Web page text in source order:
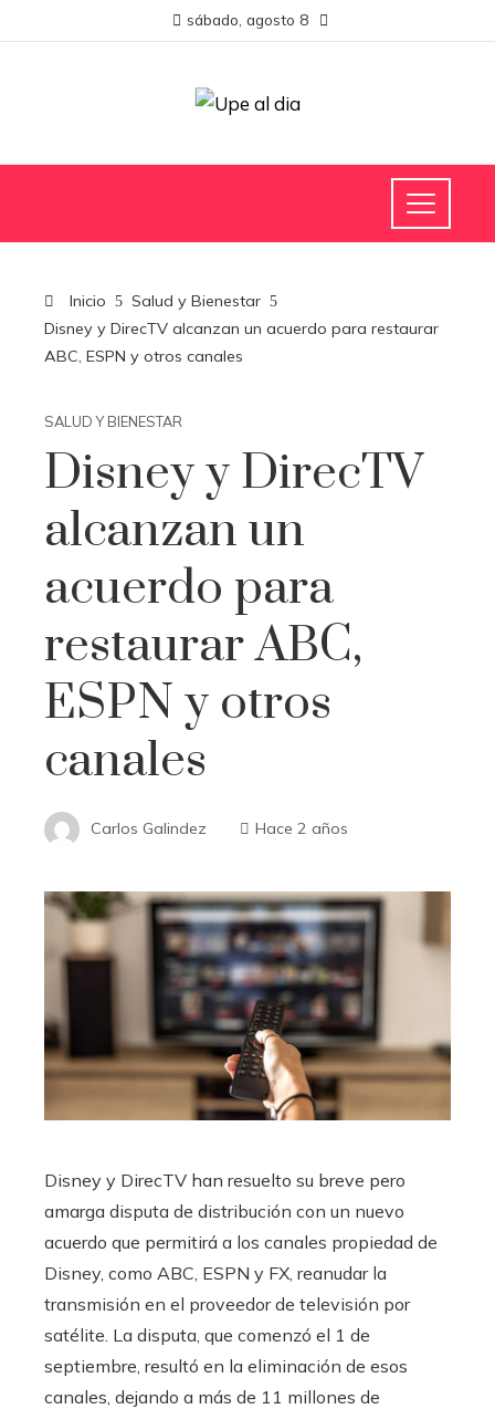
sábado, agosto 8
Inicio
Salud y Bienestar
Disney y DirecTV alcanzan un acuerdo para restaurar
ABC, ESPN y otros canales
SALUD Y BIENESTAR
Disney y DirecTV
alcanzan un
acuerdo para
restaurar ABC,
ESPN y otros
canales
Carlos Galindez Hace 2 años
Disney y DirecTV han resuelto su breve pero
amarga disputa de distribución con un nuevo
acuerdo que permitirá a los canales propiedad de
Disney, como ABC, ESPN y FX, reanudar la
transmisión en el proveedor de televisión por
satélite. La disputa, que comenzó el 1 de
septiembre, resultó en la eliminación de esos
canales, dejando a más de 11 millones de